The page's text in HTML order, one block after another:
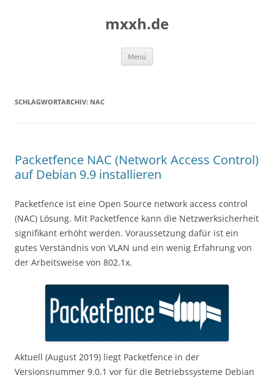
mxxh.de
Menü
SCHLAGWORTARCHIV: NAC
Packetfence NAC (Network Access Control)
auf Debian 9.9 installieren
Packetfence ist eine Open Source network access control
(NAC) Lösung. Mit Packetfence kann die Netzwerksicherheit
signifikant erhöht werden. Voraussetzung dafür ist ein
gutes Verständnis von VLAN und ein wenig Erfahrung von
der Arbeitsweise von 802.1x.
Aktuell (August 2019) liegt Packetfence in der
Versionsnummer 9.0.1 vor für die Betriebssysteme Debian